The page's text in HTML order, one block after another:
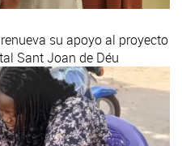
su apoyo al proyecto
Sant Joan de Déu